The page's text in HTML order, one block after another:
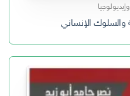
والسلوك الإنساني